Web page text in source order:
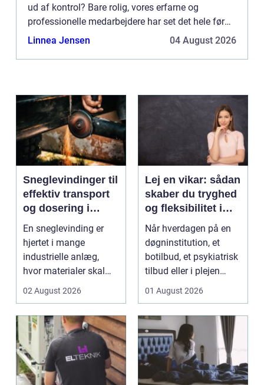
ud af kontrol? Bare rolig, vores erfarne og
professionelle medarbejdere har set det hele før
og er klar til at hjælpe dig videre. Med mange års
Linnea Jensen 04 August 2026
Sneglevindinger til
effektiv transport
og dosering i
industrien
En sneglevinding er
hjertet i mange
industrielle anlæg,
hvor materialer skal
flyttes, doseres eller ...
02 August 2026
Lej en vikar: sådan
skaber du tryghed
og fleksibilitet i
hverdagen
Når hverdagen på en
døgninstitution, et
botilbud, et psykiatrisk
tilbud eller i plejen
pludselig ænd...
01 August 2026